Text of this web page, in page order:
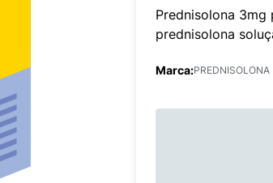
Prednisolona
prednisolona
Marca:PREDNISOLONA